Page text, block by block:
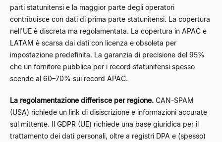
parti statunitensi e la maggior parte degli operatori
contribuisce con dati di prima parte statunitensi. La copertura
nell'UE è discreta ma regolamentata. La copertura in APAC e
LATAM è scarsa dai dati con licenza e obsoleta per
impostazione predefinita. La garanzia di precisione del 95%
che un fornitore pubblica per i record statunitensi spesso
scende al 60–70% sui record APAC.
La regolamentazione differisce per regione. CAN-SPAM
(USA) richiede un link di disiscrizione e informazioni accurate
sul mittente. Il GDPR (UE) richiede una base giuridica per il
trattamento dei dati personali, oltre a registri DPA e (spesso)